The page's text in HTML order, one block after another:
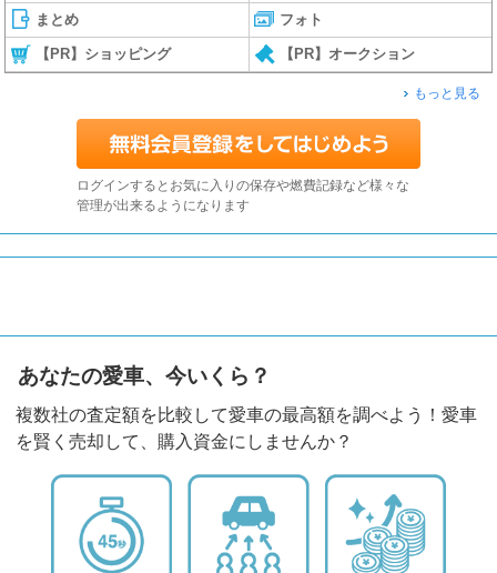
まとめ フォト
【PR】ショッピング 【PR】オークション
もっと見る
ログインするとお気に入りの保存や燃費記録など様々な
管理が出来るようになります
あなたの愛車、今いくら？
複数社の査定額を比較して愛車の最高額を調べよう！愛車
を賢く売却して、購入資金にしませんか？